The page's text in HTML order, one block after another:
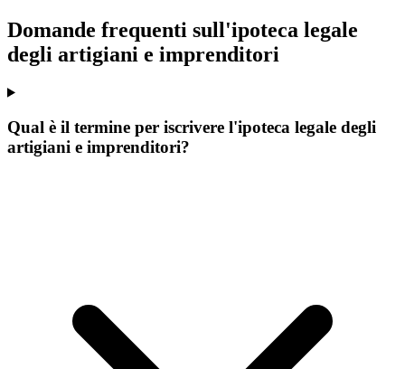
Domande frequenti sull'ipoteca legale
degli artigiani e imprenditori
Qual è il termine per iscrivere l'ipoteca legale degli
artigiani e imprenditori?